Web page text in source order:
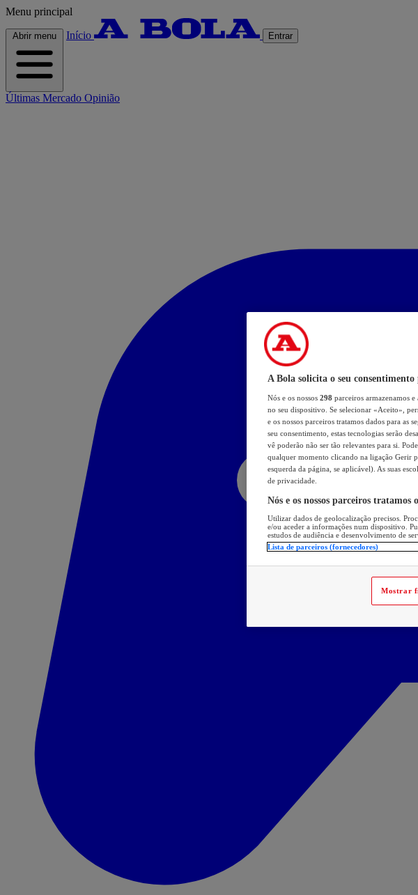
Menu principal
Abrir menu Início Entrar
Últimas Mercado Opinião
A Bola solicita o seu
Nós e os nossos 298 parceiros armazenamos
no seu dispositivo. Se selecionar «Aceito»,
e os nossos parceiros tratamos dados para as
seu consentimento, estas tecnologias serão
vê poderão não ser tão relevantes para si.
qualquer momento clicando na ligação Gerir
esquerda da página, se aplicável). As suas
de privacidade.
Nós e os nossos parceiros tratamos
Utilizar dados de geolocalização precisos.
e/ou aceder a informações num dispositivo.
estudos de audiência e desenvolvimento de
Lista de parceiros (fornecedores)
Mostrar